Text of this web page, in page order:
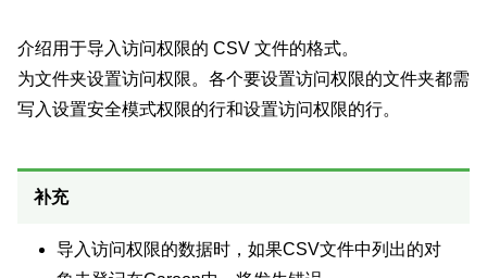
介绍用于导入访问权限的 CSV 文件的格式。
为文件夹设置访问权限。各个要设置访问权限的文件夹都需
写入设置安全模式权限的行和设置访问权限的行。
补充
导入访问权限的数据时，如果CSV文件中列出的对